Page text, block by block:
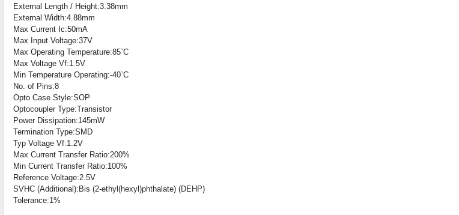
External Length / Height:3.38mm
External Width:4.88mm
Max Current Ic:50mA
Max Input Voltage:37V
Max Operating Temperature:85`C
Max Voltage Vf:1.5V
Min Temperature Operating:-40`C
No. of Pins:8
Opto Case Style:SOP
Optocoupler Type:Transistor
Power Dissipation:145mW
Termination Type:SMD
Typ Voltage Vf:1.2V
Max Current Transfer Ratio:200%
Min Current Transfer Ratio:100%
Reference Voltage:2.5V
SVHC (Additional):Bis (2-ethyl(hexyl)phthalate) (DEHP)
Tolerance:1%